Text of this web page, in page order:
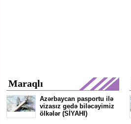
Maraqlı
Azərbaycan pasportu ilə
vizasız gedə biləcəyimiz
ölkələr (SİYAHI)